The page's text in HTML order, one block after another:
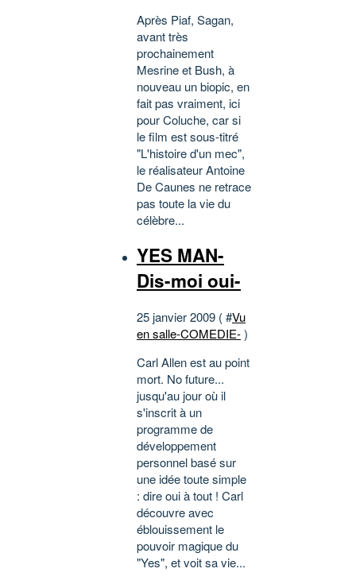
Après Piaf, Sagan,
avant très
prochainement
Mesrine et Bush, à
nouveau un biopic, en
fait pas vraiment, ici
pour Coluche, car si
le film est sous-titré
"L'histoire d'un mec",
le réalisateur Antoine
De Caunes ne retrace
pas toute la vie du
célèbre...
YES MAN-
Dis-moi oui-
25 janvier 2009 ( #Vu
en salle-COMEDIE-)
Carl Allen est au point
mort. No future...
jusqu'au jour où il
s'inscrit à un
programme de
développement
personnel basé sur
une idée toute simple
: dire oui à tout ! Carl
découvre avec
éblouissement le
pouvoir magique du
"Yes", et voit sa vie...